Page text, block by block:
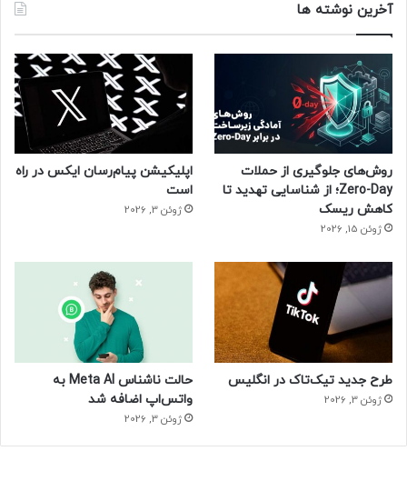
آخرین نوشته ها
روش‌های جلوگیری از حملات
Zero-Day؛ از شناسایی تهدید تا
کاهش ریسک
ژوئن 15, 2026
اپلیکیشن پیام‌رسان ایکس در راه
است
ژوئن 3, 2026
طرح جدید تیک‌تاک در انگلیس
ژوئن 3, 2026
حالت ناشناس Meta AI به
واتس‌اپ اضافه شد
ژوئن 3, 2026